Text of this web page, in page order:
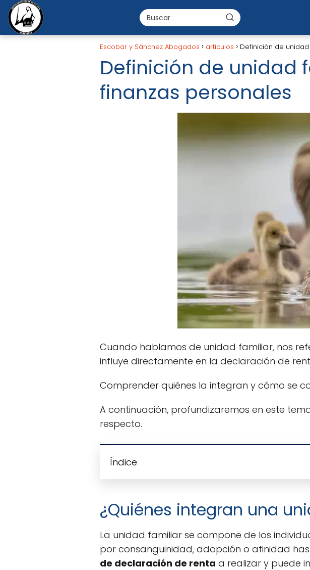
Escobar y Sánchez Abogados artículos Definición de
Definición de unidad
finanzas personales
Cuando hablamos de unidad familiar, nos
influye directamente en la declaración de
Comprender quiénes la integran y cómo se
A continuación, profundizaremos en este
respecto.
Índice
¿Quiénes integran una
La unidad familiar se compone de los
por consanguinidad, adopción o afinidad
de declaración de renta a realizar y puede